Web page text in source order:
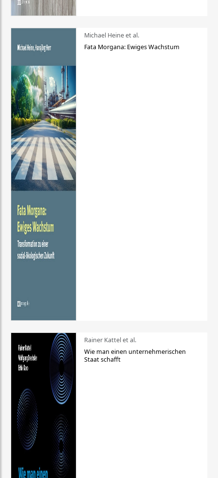
Michael Heine et al.
Fata Morgana: Ewiges Wachstum
Rainer Kattel et al.
Wie man einen unternehmerischen
Staat schafft